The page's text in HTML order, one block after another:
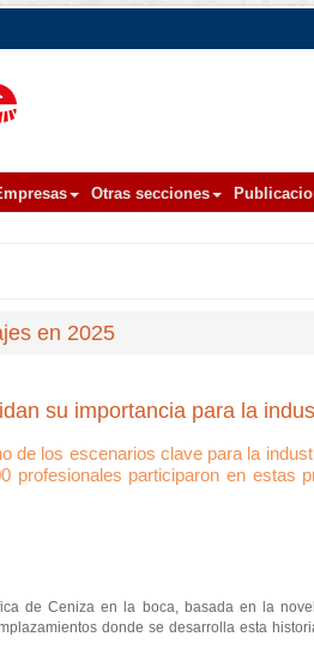
Otras secciones
en 2025
su importancia para la
de los escenarios clave para la
profesionales participaron en estas
de Ceniza en la boca, basada en la
donde se desarrolla esta